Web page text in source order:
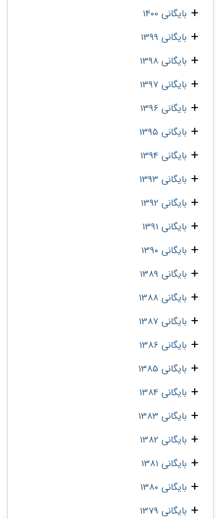
بایگانی 1400
بایگانی 1399
بایگانی 1398
بایگانی 1397
بایگانی 1396
بایگانی 1395
بایگانی 1394
بایگانی 1393
بایگانی 1392
بایگانی 1391
بایگانی 1390
بایگانی 1389
بایگانی 1388
بایگانی 1387
بایگانی 1386
بایگانی 1385
بایگانی 1384
بایگانی 1383
بایگانی 1382
بایگانی 1381
بایگانی 1380
بایگانی 1379